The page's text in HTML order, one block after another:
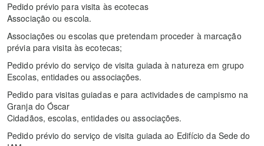
Pedido prévio para visita às ecotecas
Associação ou escola.
Associações ou escolas que pretendam proceder à marcação
prévia para visita às ecotecas;
Pedido prévio do serviço de visita guiada à natureza em grupo
Escolas, entidades ou associações.
Pedido para visitas guiadas e para actividades de campismo na
Granja do Óscar
Cidadãos, escolas, entidades ou associações.
Pedido prévio do serviço de visita guiada ao Edifício da Sede do